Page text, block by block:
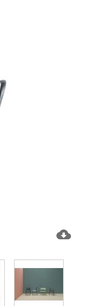
cloud_download